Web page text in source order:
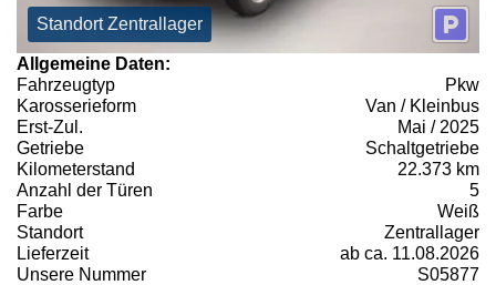
Standort Zentrallager
Allgemeine Daten:
Fahrzeugtyp
Pkw
Karosserieform
Van / Kleinbus
Erst-Zul.
Mai / 2025
Getriebe
Schaltgetriebe
Kilometerstand
22.373 km
Anzahl der Türen
5
Farbe
Weiß
Standort
Zentrallager
Lieferzeit
ab ca. 11.08.2026
Unsere Nummer
S05877